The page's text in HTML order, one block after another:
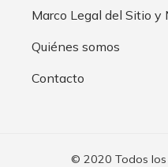
Marco Legal del Sitio y
Quiénes somos
Contacto
© 2020 Todos los